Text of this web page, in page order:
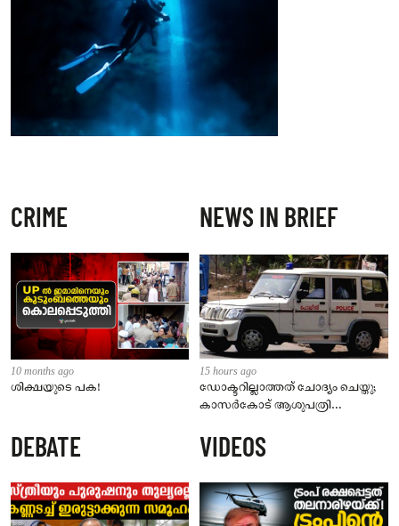
CRIME
10 months ago
ശിക്ഷയുടെ പക!
NEWS IN BRIEF
15 hours ago
ഡോക്ടറില്ലാത്തത് ചോദ്യം ചെയ്തു;
കാസർകോട് ആശുപത്രി
നാട്ടുകാർക്കെതിരെ കേസ്
DEBATE VIDEOS